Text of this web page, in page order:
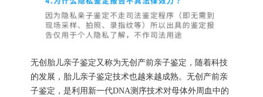
无创胎儿亲子鉴定又称为无创产前亲子鉴定，随着科技
的发展，胎儿亲子鉴定技术也越来越成熟。无创产前亲
子鉴定，是利用新一代DNA测序技术对母体外周血中的